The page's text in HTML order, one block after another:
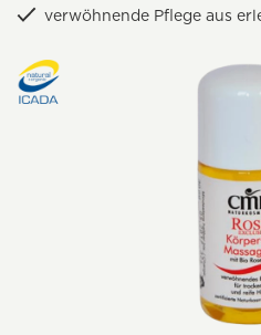
verwöhnende Pflege aus